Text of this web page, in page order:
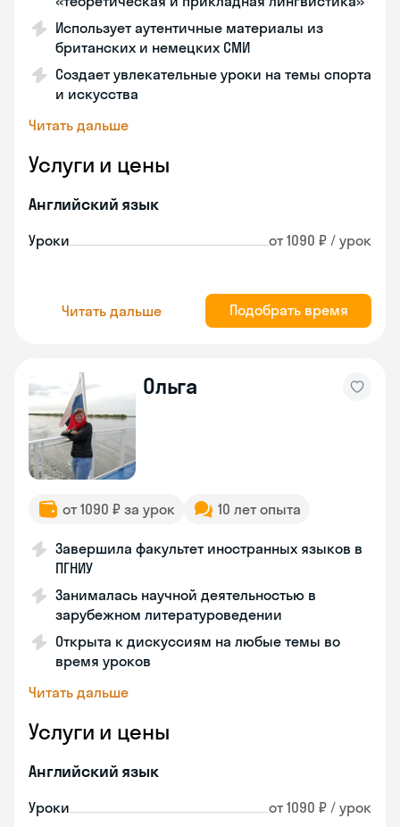
Использует аутентичные материалы из
британских и немецких СМИ
Создает увлекательные уроки на темы спорта
и искусства
Читать дальше
Услуги и цены
Английский язык
Уроки от 1090 ₽ / урок
Читать дальше Подобрать время
Ольга
от 1090 ₽ за урок 10 лет опыта
Завершила факультет иностранных языков в
ПГНИУ
Занималась научной деятельностью в
зарубежном литературоведении
Открыта к дискуссиям на любые темы во
время уроков
Читать дальше
Услуги и цены
Английский язык
Уроки от 1090 ₽ / урок